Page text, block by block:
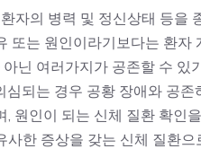
자의 병력 및 정신상태 등을
또는 원인이라기보다는 환
닌 여러가지가 공존할 수
되는 경우 공황 장애와 공
원인이 되는 신체 질환 확인
한 증상을 갖는 신체 질환